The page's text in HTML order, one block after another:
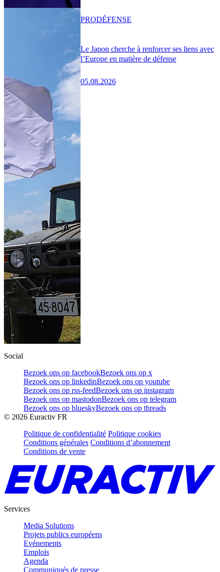
Le Japon cherche à renforcer ses liens avec
l’Europe en matière de défense
05.08.2026
PRODÉFENSE
Social
Bezoek ons op facebookBezoek ons op x
Bezoek ons op linkedinBezoek ons op youtube
Bezoek ons op rss-feedBezoek ons op instagram
Bezoek ons op mastodonBezoek ons op telegram
Bezoek ons op blueskyBezoek ons op threads
© 2026 Euractiv FR
Politique de confidentialité Politique cookies
Conditions générales Conditions d’abonnement
Conditions de vente
Services
Media Solutions
Projets publics européens
Evénements
Emplois
Agenda
Communiqués de presse